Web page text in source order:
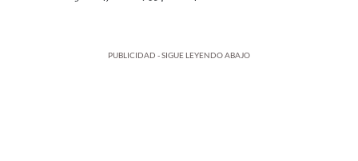
PUBLICIDAD - SIGUE LEYENDO ABAJO